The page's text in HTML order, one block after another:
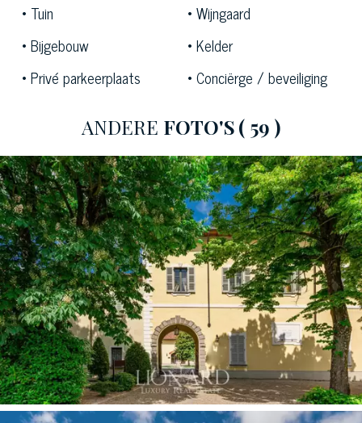
laat 18e-eeuwse Italiaanse architectuur, het beschikt
over een grote binnenplaats met granieten zuilen en
gemetselde gewelven. Momenteel in gebruik als
accommodatie, herbergt het binnen zijn 2.000
vierkante meter ook grote verfijnde ruimtes gewijd aan
de organisatie van evenementen, ceremonies en
conferenties, waaronder een grote ceremoniële en
proefruimte met majestueuze Sloveense eikenhouten
vaten.
Dit pand omvat een historisch restaurant, direct
verbonden met het hoofdgebouw, de conciërgewoning
en enkele nevenruimten.
Gelegen in deOltrepò Pavese , een zeer levendig
gebied vol evenementen, vooral in de zomer, is het de
perfecte setting voor diegenen die in de natuur willen
verblijven zonder het gemak op te geven om snel het
centrum van Pavia, Piacenza of Milaan te bereiken.
Tuin
Wijngaard
Bijgebouw
Kelder
Privé parkeerplaats
Conciërge / beveiliging
ANDERE FOTO'S( 59 )